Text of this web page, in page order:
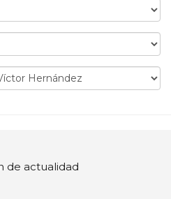
de actualidad